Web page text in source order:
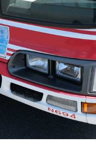
光岡
その他